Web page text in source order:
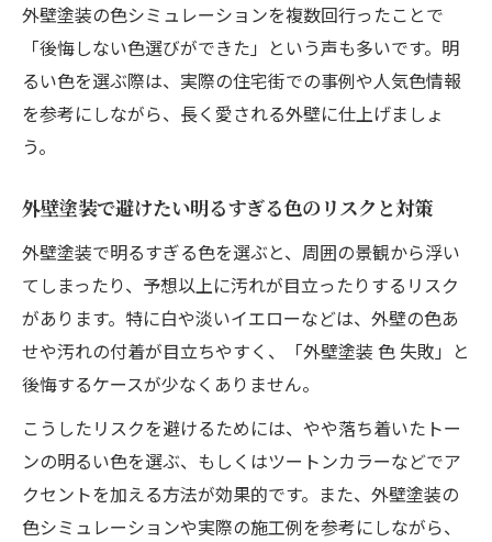
外壁塗装の色シミュレーションを複数回行ったことで
「後悔しない色選びができた」という声も多いです。明
るい色を選ぶ際は、実際の住宅街での事例や人気色情報
を参考にしながら、長く愛される外壁に仕上げましょ
う。
外壁塗装で避けたい明るすぎる色のリスクと対策
外壁塗装で明るすぎる色を選ぶと、周囲の景観から浮い
てしまったり、予想以上に汚れが目立ったりするリスク
があります。特に白や淡いイエローなどは、外壁の色あ
せや汚れの付着が目立ちやすく、「外壁塗装 色 失敗」と
後悔するケースが少なくありません。
こうしたリスクを避けるためには、やや落ち着いたトー
ンの明るい色を選ぶ、もしくはツートンカラーなどでア
クセントを加える方法が効果的です。また、外壁塗装の
色シミュレーションや実際の施工例を参考にしながら、